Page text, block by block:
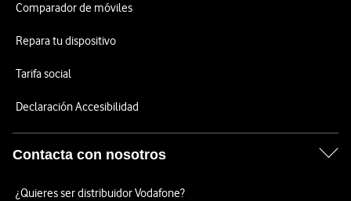
Comparador de móviles
Repara tu dispositivo
Tarifa social
Declaración Accesibilidad
Contacta con nosotros
¿Quieres ser distribuidor Vodafone?